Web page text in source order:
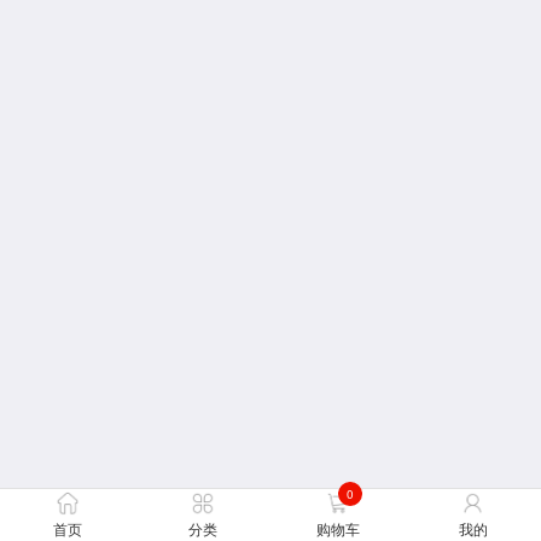
首页 分类
0
购物车 我的